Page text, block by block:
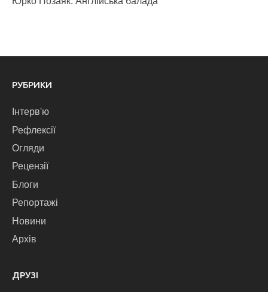
РУБРИКИ
Інтерв'ю
Рефлексії
Огляди
Рецензії
Блоги
Репортажі
Новини
Архів
ДРУЗІ